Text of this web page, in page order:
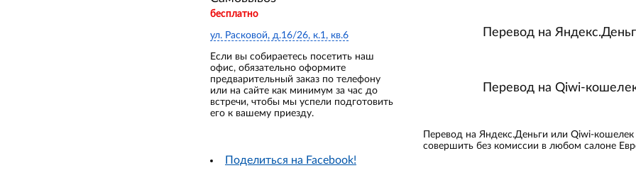
бесплатно
ул. Расковой, д.16/26, к.1, кв.6
Если вы собираетесь посетить наш
офис, обязательно оформите
предварительный заказ по телефону
или на сайте как минимум за час до
встречи, чтобы мы успели подготовить
его к вашему приезду.
Перевод на
Перевод на Qiwi-
Перевод на Яндекс.Деньги или Qiwi-
совершить без комиссии в любом салоне
Поделиться на Facebook!